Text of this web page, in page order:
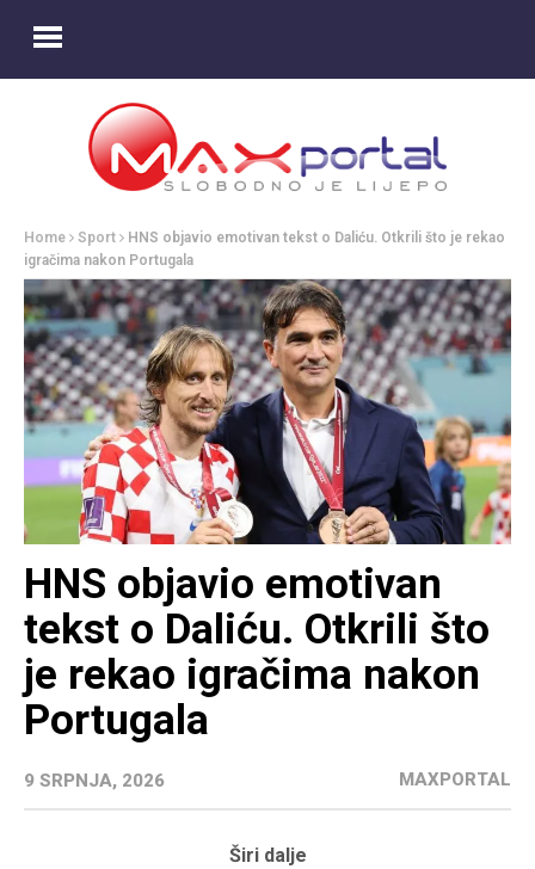
Home Sport
HNS objavio emotivan tekst o Daliću. Otkrili što je rekao
igračima nakon Portugala
HNS objavio emotivan
tekst o Daliću. Otkrili što
je rekao igračima nakon
Portugala
9 SRPNJA, 2026 MAXPORTAL
Širi dalje